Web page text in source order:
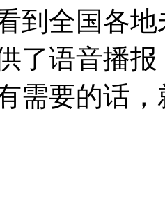
到全国各
了语音播
需要的话